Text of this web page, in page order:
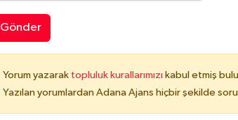
Gönder
Yorum yazarak topluluk kurallarımızı kabul etmiş
Yazılan yorumlardan Adana Ajans hiçbir şekilde